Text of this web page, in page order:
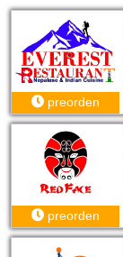
preorden
preorden